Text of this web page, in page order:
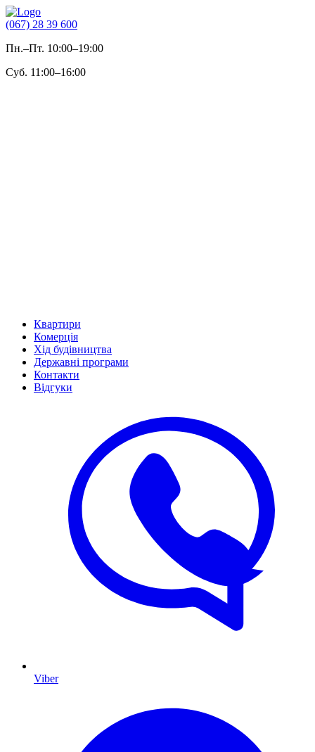
(067) 28 39 600
Пн.–Пт. 10:00–19:00
Суб. 11:00–16:00
Квартири
Комерція
Хід будівництва
Державні програми
Контакти
Відгуки
Viber